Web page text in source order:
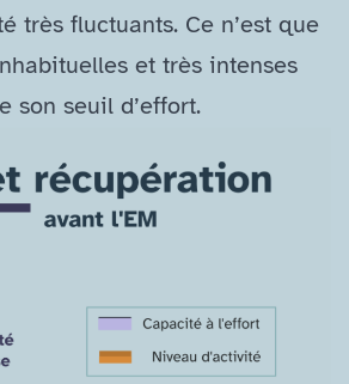
très fluctuants. Ce n’est que
et très intenses
son seuil d’effort.